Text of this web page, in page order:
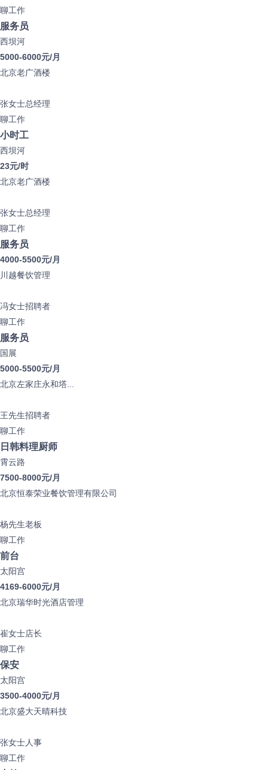
聊工作
服务员
西坝河
5000-6000元/月
北京老广酒楼
张女士总经理
聊工作
小时工
西坝河
23元/时
北京老广酒楼
张女士总经理
聊工作
服务员
4000-5500元/月
川越餐饮管理
冯女士招聘者
聊工作
服务员
国展
5000-5500元/月
北京左家庄永和塔...
王先生招聘者
聊工作
日韩料理厨师
霄云路
7500-8000元/月
北京恒泰荣业餐饮管理有限公司
杨先生老板
聊工作
前台
太阳宫
4169-6000元/月
北京瑞华时光酒店管理
崔女士店长
聊工作
保安
太阳宫
3500-4000元/月
北京盛大天晴科技
张女士人事
聊工作